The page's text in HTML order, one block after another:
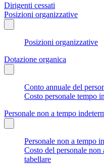
Dirigenti cessati
Posizioni organizzative
Posizioni organizzative
Dotazione organica
Conto annuale del
Costo personale tempo
Personale non a tempo
Personale non a tempo
Costo del personale
tabellare